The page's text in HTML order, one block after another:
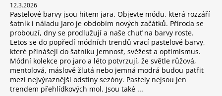
12.3.2026
Pastelové barvy jsou hitem jara. Objevte módu, která rozzáří
šatník i náladu Jaro je obdobím nových začátků. Příroda se
probouzí, dny se prodlužují a naše chuť na barvy roste.
Letos se do popředí módních trendů vrací pastelové barvy,
které přinášejí do šatníku jemnost, svěžest a optimismus.
Módní kolekce pro jaro a léto potvrzují, že světle růžová,
mentolová, máslově žlutá nebo jemná modrá budou patřit
mezi nejvýraznější odstíny sezóny. Pastely nejsou jen
trendem přehlídkových mol. Jsou také ...